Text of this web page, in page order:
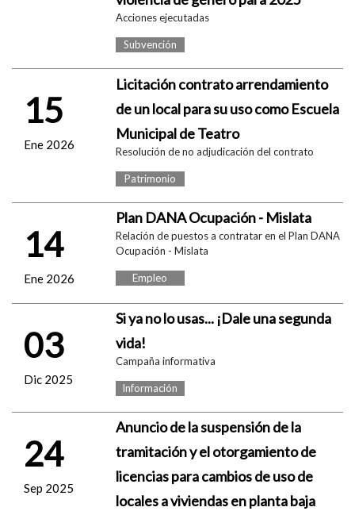
Acciones ejecutadas
Subvención
15
Ene 2026
Licitación contrato arrendamiento
de un local para su uso como Escuela
Municipal de Teatro
Resolución de no adjudicación del contrato
Patrimonio
14
Ene 2026
Plan DANA Ocupación - Mislata
Relación de puestos a contratar en el Plan DANA
Ocupación - Mislata
Empleo
03
Dic 2025
Si ya no lo usas... ¡Dale una segunda
vida!
Campaña informativa
Información
24
Sep 2025
Anuncio de la suspensión de la
tramitación y el otorgamiento de
licencias para cambios de uso de
locales a viviendas en planta baja